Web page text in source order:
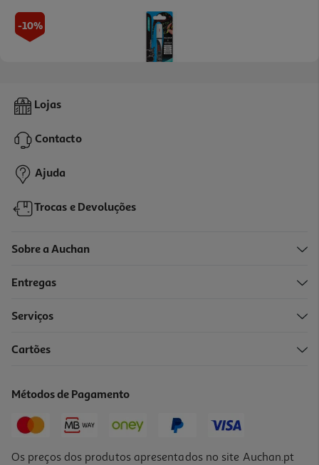
-10%
Giz Líquido Uni-Ball Branco
Price reduced from
3,89 €to
3,49 €
Lojas
Contacto
Ajuda
Trocas e Devoluções
Sobre a Auchan
Entregas
Serviços
Cartões
Métodos de Pagamento
Os preços dos produtos apresentados no site Auchan.pt